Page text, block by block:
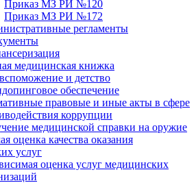
Приказ МЗ РИ №120
Приказ МЗ РИ №172
регламенты
медицинская книжка
и детство
обеспечение
правовые и иные акты в сфере
коррупции
медицинской справки на оружие
оценка качества оказания
услуг
оценка услуг медицинскиx